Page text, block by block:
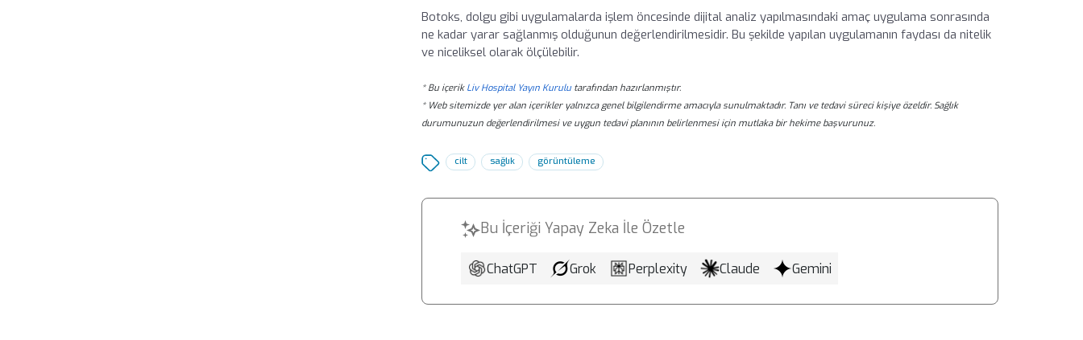
Botoks, dolgu gibi uygulamalarda işlem öncesinde dijital analiz yapılmasındaki amaç uygulama sonrasında
ne kadar yarar sağlanmış olduğunun değerlendirilmesidir. Bu şekilde yapılan uygulamanın faydası da nitelik
ve niceliksel olarak ölçülebilir.
* Bu içerik Liv Hospital Yayın Kurulutarafından hazırlanmıştır.
* Web sitemizde yer alan içerikler yalnızca genel bilgilendirme amacıyla sunulmaktadır. Tanı ve tedavi süreci kişiye özeldir. Sağlık
durumunuzun değerlendirilmesi ve uygun tedavi planının belirlenmesi için mutlaka bir hekime başvurunuz.
cilt sağlık görüntüleme
Bu İçeriği Yapay Zeka İle Özetle
ChatGPT Grok Perplexity Claude Gemini